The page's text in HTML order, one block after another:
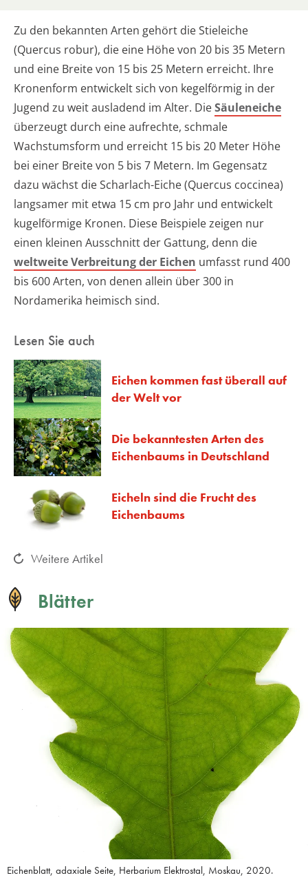
Zu den bekannten Arten gehört die Stieleiche
(Quercus robur), die eine Höhe von 20 bis 35 Metern
und eine Breite von 15 bis 25 Metern erreicht. Ihre
Kronenform entwickelt sich von kegelförmig in der
Jugend zu weit ausladend im Alter. DieSäuleneiche
überzeugt durch eine aufrechte, schmale
Wachstumsform und erreicht 15 bis 20 Meter Höhe
bei einer Breite von 5 bis 7 Metern. Im Gegensatz
dazu wächst die Scharlach-Eiche (Quercus coccinea)
langsamer mit etwa 15 cm pro Jahr und entwickelt
kugelförmige Kronen. Diese Beispiele zeigen nur
einen kleinen Ausschnitt der Gattung, denn die
weltweite Verbreitung der Eichen umfasst rund 400
bis 600 Arten, von denen allein über 300 in
Nordamerika heimisch sind.
Lesen Sie auch
Eichen kommen fast überall auf
der Welt vor
Die bekanntesten Arten des
Eichenbaums in Deutschland
Eicheln sind die Frucht des
Eichenbaums
Weitere Artikel
Blätter
Eichenblatt, adaxiale Seite, Herbarium Elektrostal, Moskau, 2020.